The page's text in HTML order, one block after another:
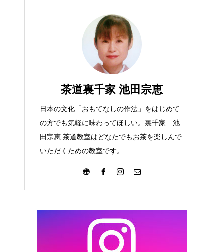
茶道裏千家 池田宗恵
日本の文化「おもてなしの作法」をはじめて
の方でも気軽に味わってほしい。裏千家 池
田宗恵 茶道教室はどなたでもお茶を楽しんで
いただくための教室です。